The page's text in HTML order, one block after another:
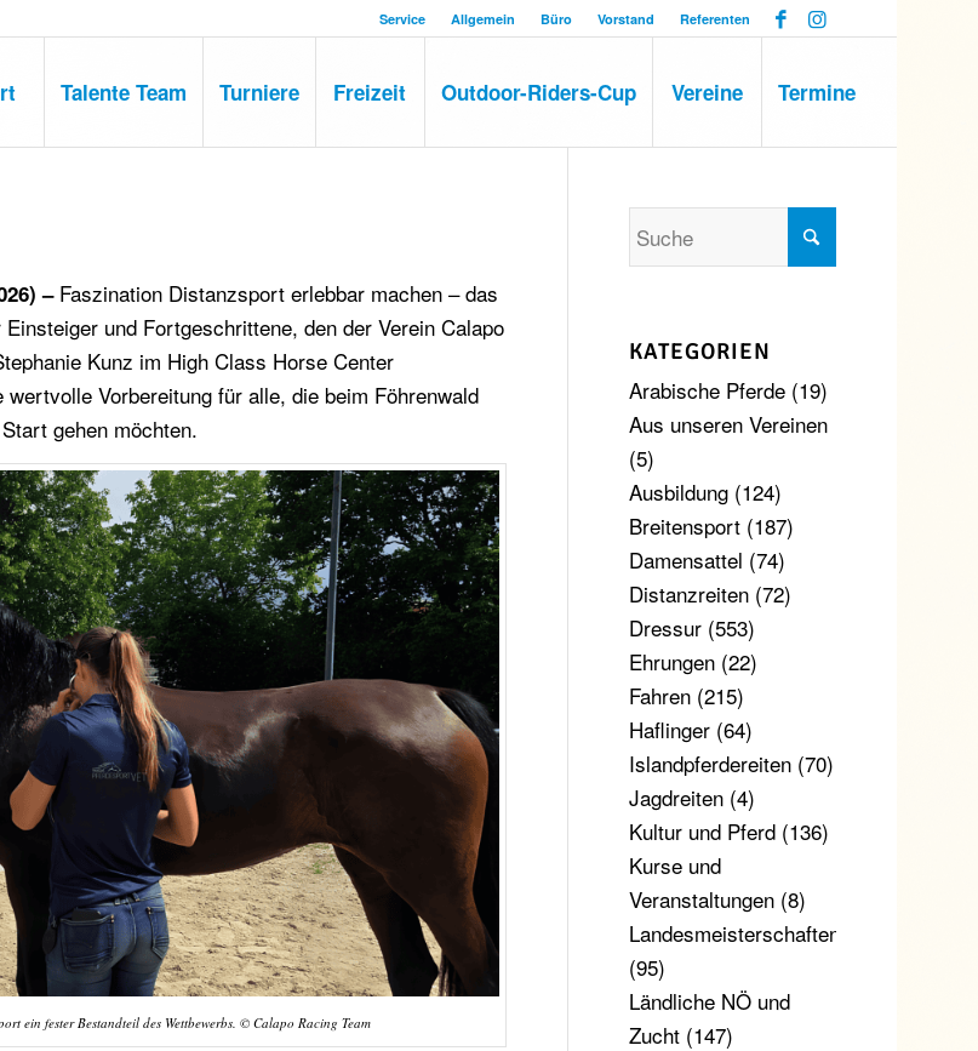
Service Allgemein Büro Vorstand Referenten
Talente Team Turniere Freizeit Outdoor-Riders-Cup Vereine Termine
– Faszination Distanzsport erlebbar machen – das
und Fortgeschrittene, den der Verein Calapo
Kunz im High Class Horse Center
Vorbereitung für alle, die beim Föhrenwald
gehen möchten.
ein fester Bestandteil des Wettbewerbs. © Calapo Racing Team
KATEGORIEN
Arabische Pferde(19)
Aus unseren Vereinen
(5)
Ausbildung(124)
Breitensport(187)
Damensattel (74)
Distanzreiten(72)
Dressur(553)
Ehrungen(22)
Fahren(215)
Haflinger(64)
Islandpferdereiten(70)
Jagdreiten(4)
Kultur und Pferd(136)
Kurse und
Veranstaltungen(8)
Landesmeisterschaften
(95)
Ländliche NÖ und
Zucht(147)